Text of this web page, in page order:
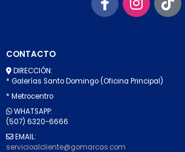
CONTACTO
DIRECCIÓN:
* Galerías Santo Domingo (Oficina Principal)
* Metrocentro
WHATSAPP:
(507) 6320-6666
EMAIL:
servicioalcliente@gomarcas.com